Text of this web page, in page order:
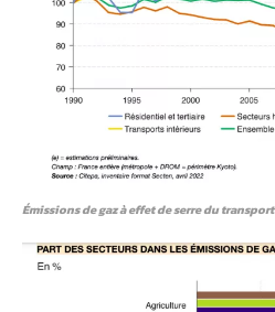
Émissions de gaz à effet de serre du transport